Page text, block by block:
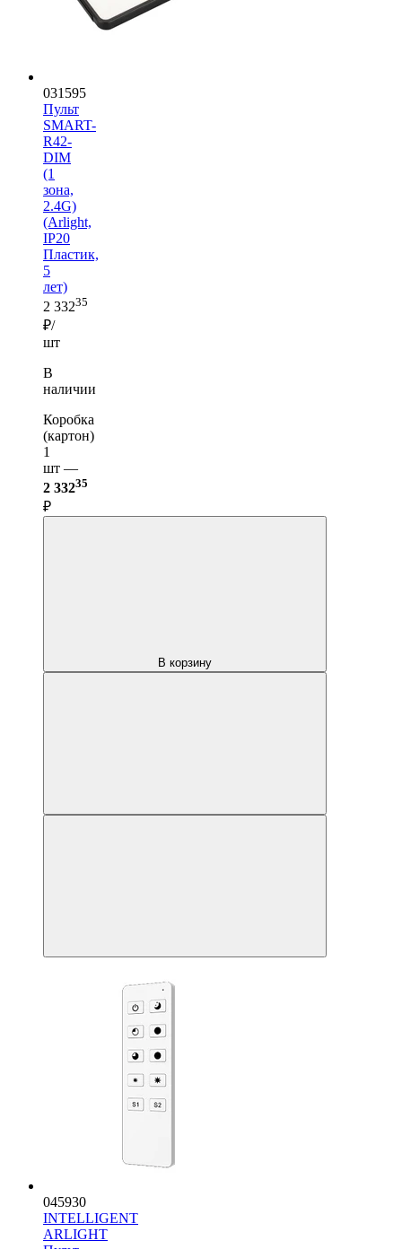
031595
Пульт
SMART-
R42-
DIM
(1
зона,
2.4G)
(Arlight,
IP20
Пластик,
5
лет)
2 33235
₽/
шт
В
наличии
Коробка
(картон)
1
шт —
2 33235
₽
В корзину
045930
INTELLIGENT
ARLIGHT